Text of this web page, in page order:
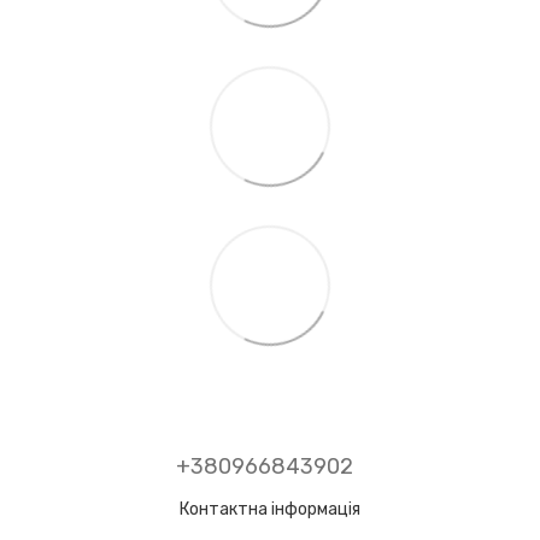
+380966843902
Контактна інформація